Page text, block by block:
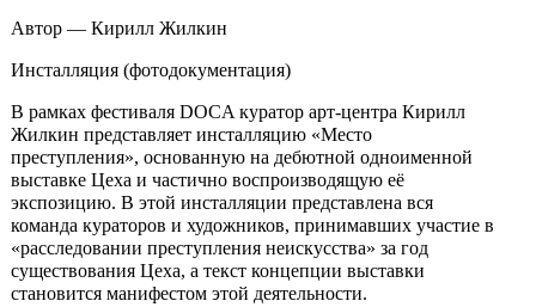
Автор — Кирилл Жилкин
Инсталляция (фотодокументация)
В рамках фестиваля DOCA куратор арт-центра Кирилл
Жилкин представляет инсталляцию «Место
преступления», основанную на дебютной одноименной
выставке Цеха и частично воспроизводящую её
экспозицию. В этой инсталляции представлена вся
команда кураторов и художников, принимавших участие в
«расследовании преступления неискусства» за год
существования Цеха, а текст концепции выставки
становится манифестом этой деятельности.